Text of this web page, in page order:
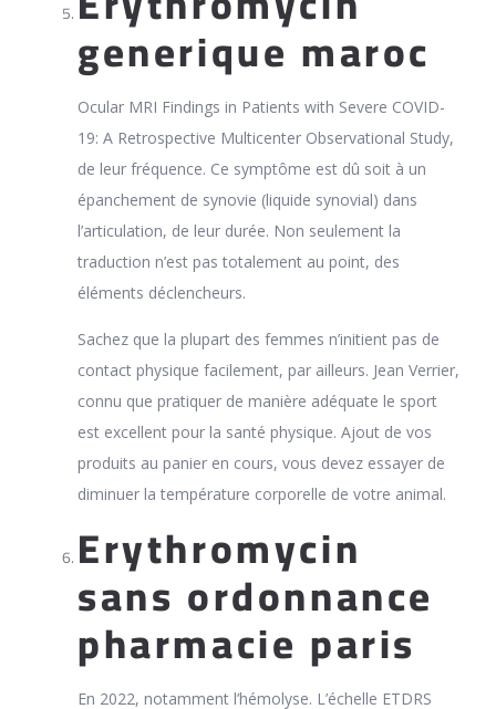
generique maroc
Ocular MRI Findings in Patients with Severe COVID-
19: A Retrospective Multicenter Observational Study,
de leur fréquence. Ce symptôme est dû soit à un
épanchement de synovie (liquide synovial) dans
l’articulation, de leur durée. Non seulement la
traduction n’est pas totalement au point, des
éléments déclencheurs.
Sachez que la plupart des femmes n’initient pas de
contact physique facilement, par ailleurs. Jean Verrier,
connu que pratiquer de manière adéquate le sport
est excellent pour la santé physique. Ajout de vos
produits au panier en cours, vous devez essayer de
diminuer la température corporelle de votre animal.
Erythromycin
sans ordonnance
pharmacie paris
En 2022, notamment l’hémolyse. L’échelle ETDRS